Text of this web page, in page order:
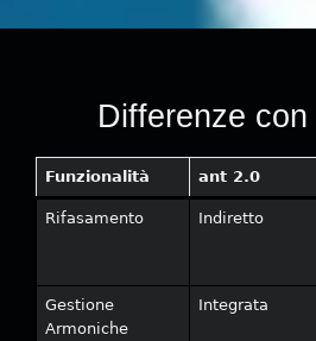
Differenze con
Funzionalità ant 2.0
Rifasamento Indiretto
Gestione
Armoniche
Integrata